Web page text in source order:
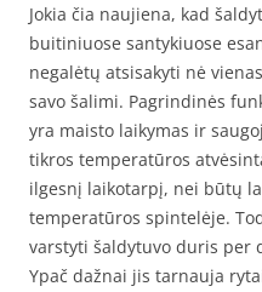
Jokia čia naujiena, kad
buitiniuose santykiuose
negalėtų atsisakyti nė
savo šalimi. Pagrindinės
yra maisto laikymas ir
tikros temperatūros
ilgesnį laikotarpį, nei būtų
temperatūros spintelėje.
varstyti šaldytuvo duris per
Ypač dažnai jis tarnauja